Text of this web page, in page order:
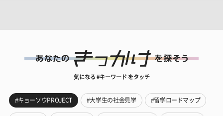
気になる #キーワード をタッチ
#キョーソウPROJECT #大学生の社会見学 #留学ロードマップ